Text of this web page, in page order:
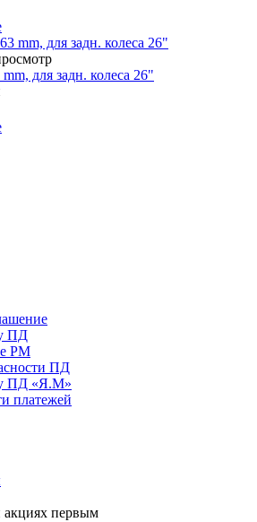
для задн. колеса 26"
ПД
РМ
ПД
ПД «Я.М»
платежей
акциях первым